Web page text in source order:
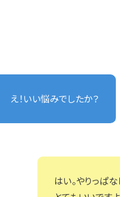
え！いい悩みでしたか？
はい。やりっぱ